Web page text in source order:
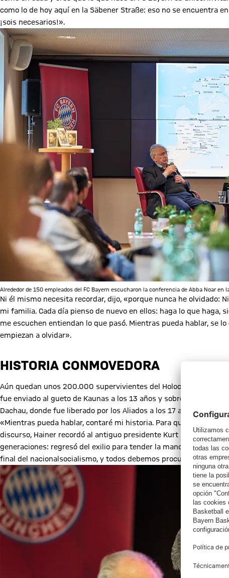
como lo de hoy aquí en la Säbener Straße: eso no se encuentra
¡sois necesarios!».
Alrededor de 150 empleados del FC Bayern escucharon la conferencia de Abba Noar en
Ni él mismo necesita recordar, dijo, «porque nunca he olvidado:
mi familia. Cada día pienso de nuevo en ellos: haga lo que haga,
me escuchen entiendan lo que pasó. Mientras pueda hablar, se
empiezan a olvidar».
HISTORIA CONMOVEDORA
Aún quedan unos 200.000 supervivientes del Holocausto en
fue enviado al gueto de Kaunas a los 13 años y sobrevivió a
Dachau, donde fue liberado por los Aliados a los 17 años. El lema
«Mientras pueda hablar, contaré mi historia. Para que nadie
discurso, Hainer recordó al antiguo presidente Kurt Landauer,
generaciones: regresó del exilio para tender la mano al FC
final del nacionalsocialismo, y todos debemos procurar que la